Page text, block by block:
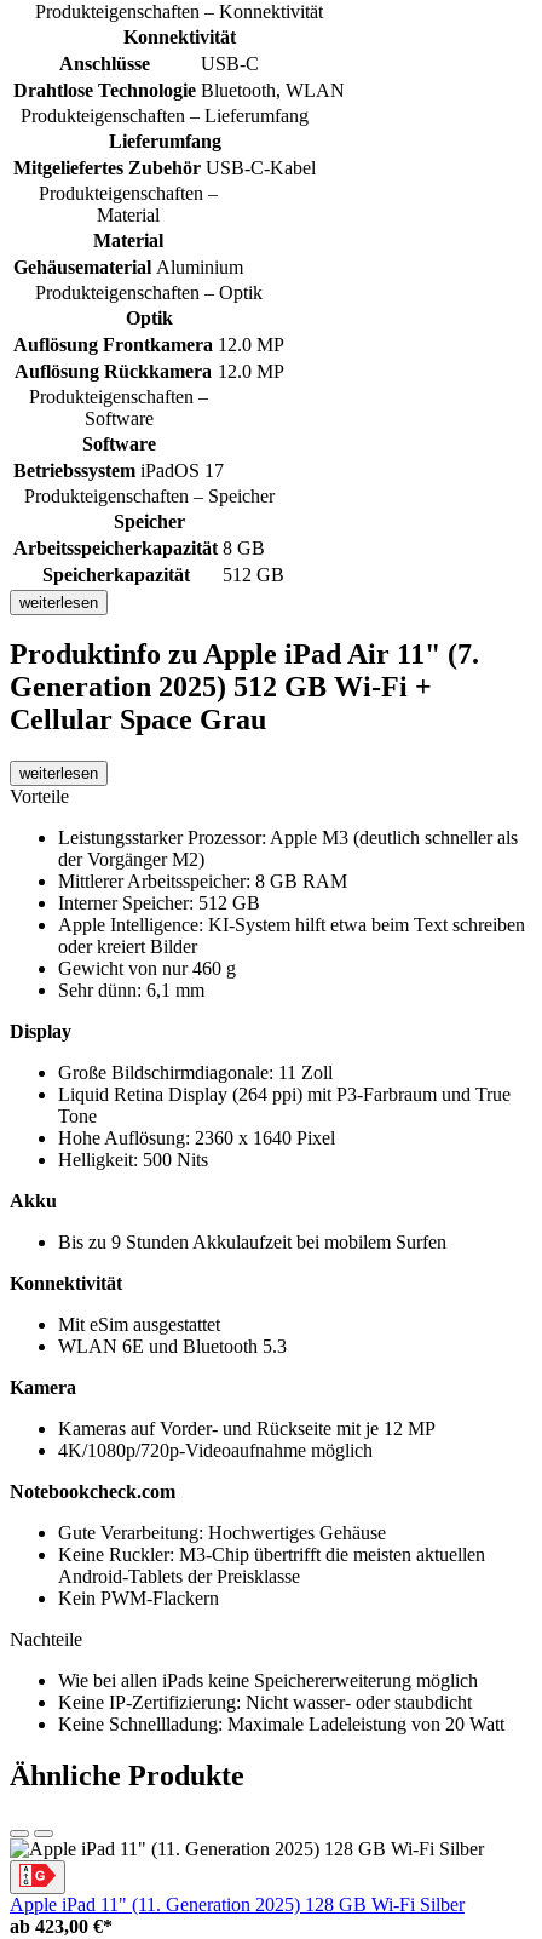
Produkteigenschaften – Konnektivität
Konnektivität
Anschlüsse
USB-C
Drahtlose Technologie Bluetooth, WLAN
Produkteigenschaften – Lieferumfang
Lieferumfang
Mitgeliefertes Zubehör USB-C-Kabel
Produkteigenschaften –
Material
Material
Gehäusematerial Aluminium
Produkteigenschaften – Optik
Optik
Auflösung Frontkamera 12.0 MP
Auflösung Rückkamera 12.0 MP
Produkteigenschaften –
Software
Software
Betriebssystem iPadOS 17
Produkteigenschaften – Speicher
Speicher
Arbeitsspeicherkapazität 8 GB
Speicherkapazität
512 GB
weiterlesen
Produktinfo zu Apple iPad Air 11" (7.
Generation 2025) 512 GB Wi-Fi +
Cellular Space Grau
weiterlesen
Vorteile
Leistungsstarker Prozessor: Apple M3 (deutlich schneller als
der Vorgänger M2)
Mittlerer Arbeitsspeicher: 8 GB RAM
Interner Speicher: 512 GB
Apple Intelligence: KI-System hilft etwa beim Text schreiben
oder kreiert Bilder
Gewicht von nur 460 g
Sehr dünn: 6,1 mm
Display
Große Bildschirmdiagonale: 11 Zoll
Liquid Retina Display (264 ppi) mit P3-Farbraum und True
Tone
Hohe Auflösung: 2360 x 1640 Pixel
Helligkeit: 500 Nits
Akku
Bis zu 9 Stunden Akkulaufzeit bei mobilem Surfen
Konnektivität
Mit eSim ausgestattet
WLAN 6E und Bluetooth 5.3
Kamera
Kameras auf Vorder- und Rückseite mit je 12 MP
4K/1080p/720p-Videoaufnahme möglich
Notebookcheck.com
Gute Verarbeitung: Hochwertiges Gehäuse
Keine Ruckler: M3-Chip übertrifft die meisten aktuellen
Android-Tablets der Preisklasse
Kein PWM-Flackern
Nachteile
Wie bei allen iPads keine Speichererweiterung möglich
Keine IP-Zertifizierung: Nicht wasser- oder staubdicht
Keine Schnellladung: Maximale Ladeleistung von 20 Watt
Ähnliche Produkte
Apple iPad 11" (11. Generation 2025) 128 GB Wi-Fi Silber
ab 423,00 €*